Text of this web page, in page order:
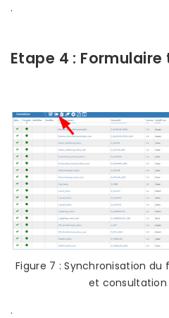
.
Etape 4 : Formulaire
Figure 7 : Synchronisation
et consultation
.